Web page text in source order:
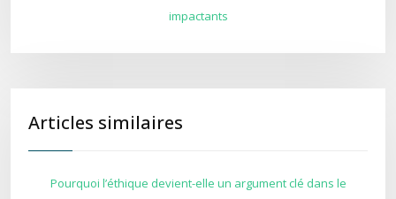
impactants
Articles similaires
Pourquoi l’éthique devient-elle un argument clé dans le